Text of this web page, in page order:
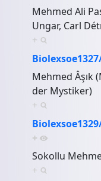
Mehmed Ali
Ungar, Carl
+
Mehmed Âşık
der Mystiker)
+
+
Sokollu
+